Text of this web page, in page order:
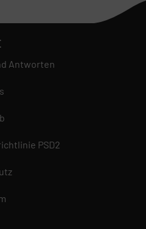
Antworten
PSD2